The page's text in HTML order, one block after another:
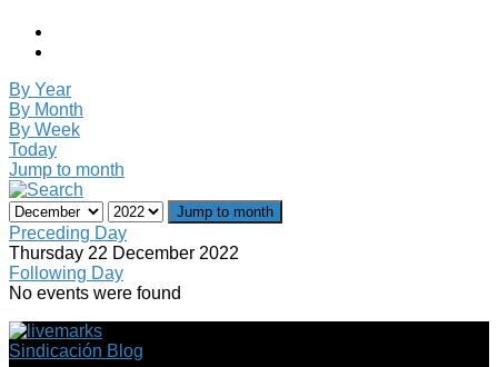
By Year
By Month
By Week
Today
Jump to month
Jump to month
Preceding Day
Thursday 22 December 2022
Following Day
No events were found
Sindicación Blog